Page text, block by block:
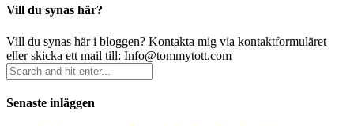
Vill du synas här?
Vill du synas här i bloggen? Kontakta mig via kontaktformuläret
eller skicka ett mail till: Info@tommytott.com
Senaste inläggen